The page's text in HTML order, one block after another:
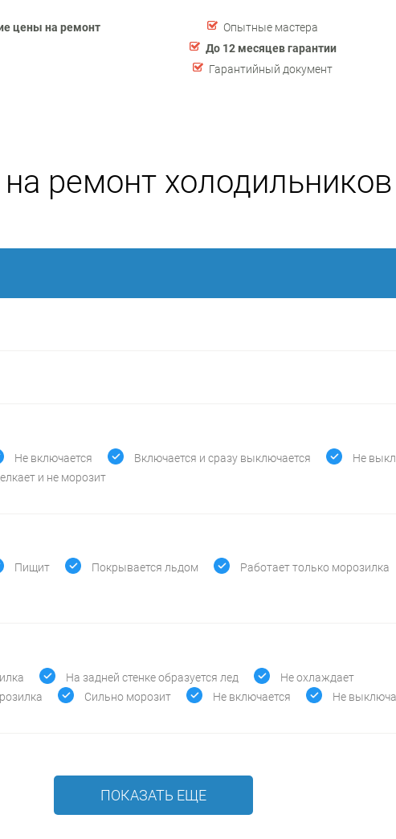
цены на ремонт
Опытные мастера
До 12 месяцев гарантии
Гарантийный документ
ремонт холодильников
Не включается Включается и сразу выключается
Не
и не морозит
Пищит Покрывается льдом
Работает только морозилка
На задней стенке образуется лед
Не охлаждает
Сильно морозит Не включается Не
ПОКАЗАТЬ ЕЩЕ